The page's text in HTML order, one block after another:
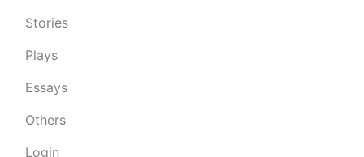
Stories
Plays
Essays
Others
Login